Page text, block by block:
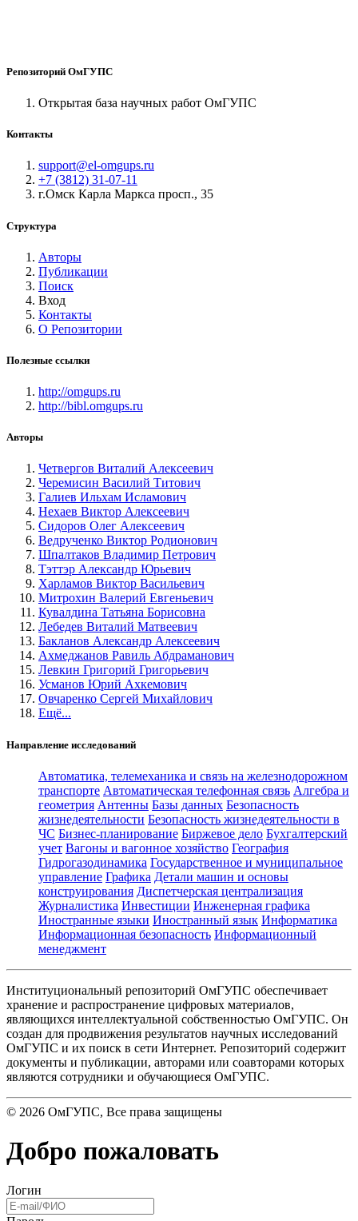
Репозиторий ОмГУПС
Открытая база научных работ ОмГУПС
Контакты
support@el-omgups.ru
+7 (3812) 31-07-11
г.Омск Карла Маркса просп., 35
Структура
Авторы
Публикации
Поиск
Вход
Контакты
О Репозитории
Полезные ссылки
http://omgups.ru
http://bibl.omgups.ru
Авторы
Четвергов Виталий Алексеевич
Черемисин Василий Титович
Галиев Ильхам Исламович
Нехаев Виктор Алексеевич
Сидоров Олег Алексеевич
Ведрученко Виктор Родионович
Шпалтаков Владимир Петрович
Тэттэр Александр Юрьевич
Харламов Виктор Васильевич
Митрохин Валерий Евгеньевич
Кувалдина Татьяна Борисовна
Лебедев Виталий Матвеевич
Бакланов Александр Алексеевич
Ахмеджанов Равиль Абдраманович
Левкин Григорий Григорьевич
Усманов Юрий Ахкемович
Овчаренко Сергей Михайлович
Ещё...
Направление исследований
Автоматика, телемеханика и связь на железнодорожном
транспорте Автоматическая телефонная связь Алгебра и
геометрия Антенны Базы данных Безопасность
жизнедеятельности Безопасность жизнедеятельности в
ЧС Бизнес-планирование Биржевое дело Бухгалтерский
учет Вагоны и вагонное хозяйство География
Гидрогазодинамика Государственное и муниципальное
управление Графика Детали машин и основы
конструирования Диспетчерская централизация
Журналистика Инвестиции Инженерная графика
Иностранные языки Иностранный язык Информатика
Информационная безопасность Информационный
менеджмент
Институциональный репозиторий ОмГУПС обеспечивает
хранение и распространение цифровых материалов,
являющихся интеллектуальной собственностью ОмГУПС. Он
создан для продвижения результатов научных исследований
ОмГУПС и их поиск в сети Интернет. Репозиторий содержит
документы и публикации, авторами или соавторами которых
являются сотрудники и обучающиеся ОмГУПС.
© 2026 ОмГУПС, Все права защищены
Добро пожаловать
Логин